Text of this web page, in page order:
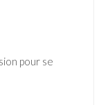
pour se